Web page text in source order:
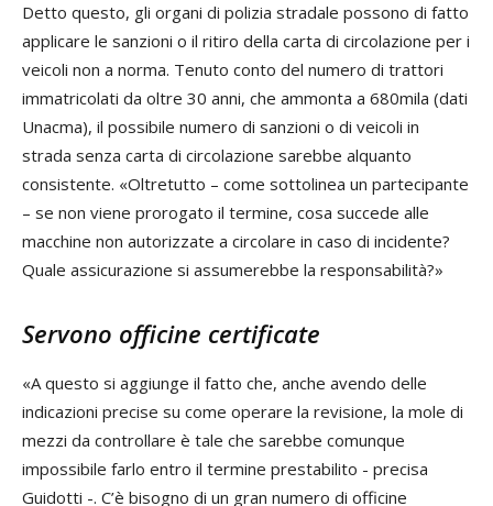
Detto questo, gli organi di polizia stradale possono di fatto
applicare le sanzioni o il ritiro della carta di circolazione per i
veicoli non a norma. Tenuto conto del numero di trattori
immatricolati da oltre 30 anni, che ammonta a 680mila (dati
Unacma), il possibile numero di sanzioni o di veicoli in
strada senza carta di circolazione sarebbe alquanto
consistente. «Oltretutto – come sottolinea un partecipante
– se non viene prorogato il termine, cosa succede alle
macchine non autorizzate a circolare in caso di incidente?
Quale assicurazione si assumerebbe la responsabilità?»
Servono officine certificate
«A questo si aggiunge il fatto che, anche avendo delle
indicazioni precise su come operare la revisione, la mole di
mezzi da controllare è tale che sarebbe comunque
impossibile farlo entro il termine prestabilito - precisa
Guidotti -. C’è bisogno di un gran numero di officine